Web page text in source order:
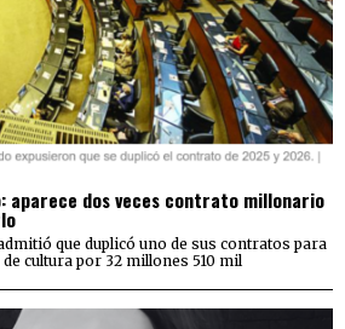
aparece dos veces contrato millonario
que duplicó uno de sus contratos para
cultura por 32 millones 510 mil